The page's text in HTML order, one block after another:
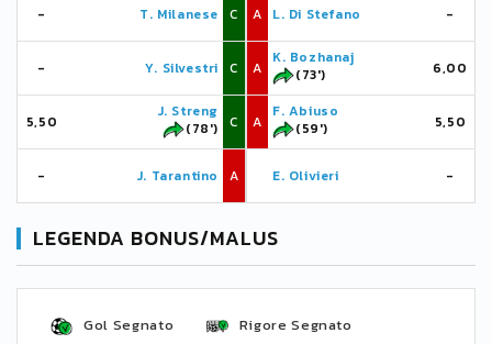
- T. Milanese C
- Y. Silvestri C
5,50
J. Streng
(78')
C
- J. Tarantino A
A L. Di Stefano -
A
K. Bozhanaj
(73')
6,00
A
F. Abiuso
(59')
5,50
E. Olivieri -
LEGENDA BONUS/MALUS
Gol Segnato
Rigore Segnato